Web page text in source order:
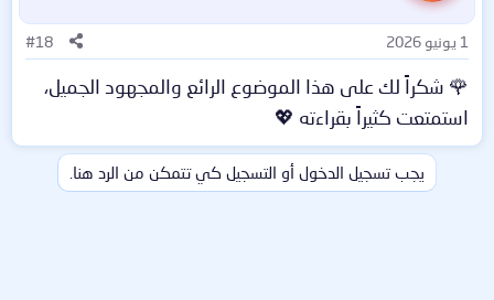
1 يونيو 2026 #18
🌹 شكراً لك على هذا الموضوع الرائع والمجهود الجميل،
استمتعت كثيراً بقراءته 💖
يجب تسجيل الدخول أو التسجيل كي تتمكن من الرد هنا.